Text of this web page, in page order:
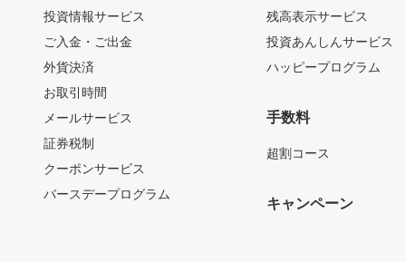
投資情報サービス
ご入金・ご出金
外貨決済
お取引時間
メールサービス
証券税制
クーポンサービス
バースデープログラム
残高表示サービス
投資あんしんサービス
ハッピープログラム
手数料
超割コース
キャンペーン